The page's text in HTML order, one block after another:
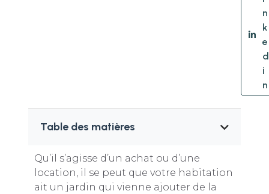
n
k
e
d
i
n
Table des matières
Qu’il s’agisse d’un achat ou d’une
location, il se peut que votre habitation
ait un jardin qui vienne ajouter de la